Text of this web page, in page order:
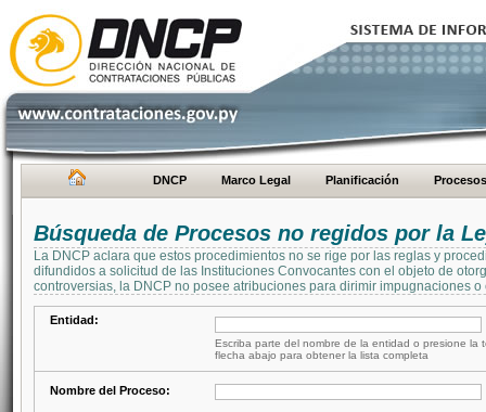
DNCP Marco Legal Planificación Procesos
Búsqueda de Procesos no regidos por la
La DNCP aclara que estos procedimientos no se rige por las reglas y
difundidos a solicitud de las Instituciones Convocantes con el objeto de
controversias, la DNCP no posee atribuciones para dirimir impugnaciones
Entidad:
Escriba parte del nombre de la entidad o presione la
flecha abajo para obtener la lista completa
Nombre del Proceso: